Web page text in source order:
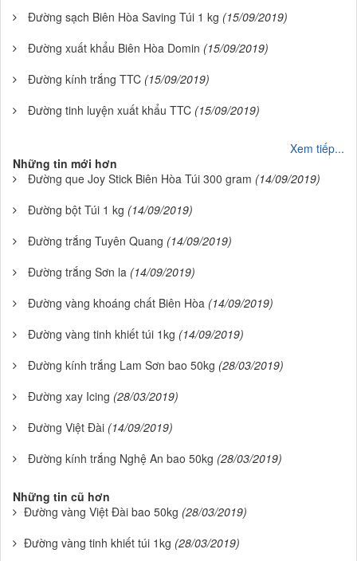
Đường sạch Biên Hòa Saving Túi 1 kg (15/09/2019)
Đường xuất khẩu Biên Hòa Domin (15/09/2019)
Đường kính trắng TTC (15/09/2019)
Đường tinh luyện xuất khẩu TTC (15/09/2019)
Xem tiếp...
Những tin mới hơn
Đường que Joy Stick Biên Hòa Túi 300 gram (14/09/2019)
Đường bột Túi 1 kg (14/09/2019)
Đường trắng Tuyên Quang (14/09/2019)
Đường trắng Sơn la (14/09/2019)
Đường vàng khoáng chất Biên Hòa (14/09/2019)
Đường vàng tinh khiết túi 1kg (14/09/2019)
Đường kính trắng Lam Sơn bao 50kg (28/03/2019)
Đường xay Icing (28/03/2019)
Đường Việt Đài (14/09/2019)
Đường kính trắng Nghệ An bao 50kg (28/03/2019)
Những tin cũ hơn
Đường vàng Việt Đài bao 50kg (28/03/2019)
Đường vàng tinh khiết túi 1kg (28/03/2019)